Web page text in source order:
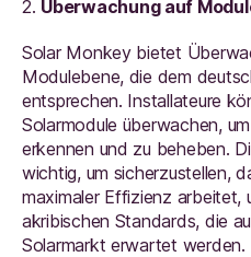
2. Überwachung auf
Solar Monkey bietet
Modulebene, die dem
entsprechen. Installateure
Solarmodule überwachen,
erkennen und zu beheben.
wichtig, um sicherzustellen,
maximaler Effizienz
akribischen Standards, die
Solarmarkt erwartet werden.